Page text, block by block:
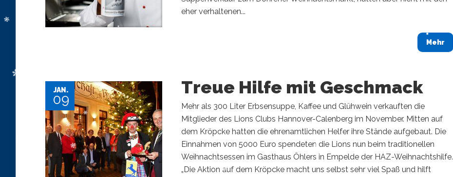
eher verhaltenen...
Mehr
JAN.
09
Treue Hilfe mit Geschmack
Mehr als 300 Liter Erbsensuppe, Kaffee und Glühwein verkauften die
Mitglieder des Lions Clubs Hannover-Calenberg im November. Mitten auf
dem Kröpcke hatten die ehrenamtlichen Helfer ihre Stände aufgebaut. Die
Einnahmen von 5000 Euro spendeten die Lions nun beim traditionellen
Weihnachtsessen im Gasthaus Öhlers in Empelde der HAZ-Weihnachtshilfe.
„Die Aktion auf dem Kröpcke macht uns selbst sehr viel Spaß und hilft